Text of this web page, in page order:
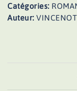
Catégories:
Auteur: